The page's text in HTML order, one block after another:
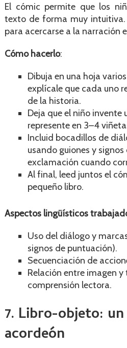
El cómic permite que los
texto de forma muy
para acercarse a la narración
Cómo hacerlo:
Dibuja en una hoja
explícale que cada uno
de la historia.
Deja que el niño invente
represente en 3–4
Incluid bocadillos de
usando guiones y
exclamación cuando
Al final, leed juntos el
pequeño libro.
Aspectos lingüísticos
Uso del diálogo y
signos de puntuación).
Secuenciación de
Relación entre imagen
comprensión lectora.
7. Libro-objeto:
acordeón